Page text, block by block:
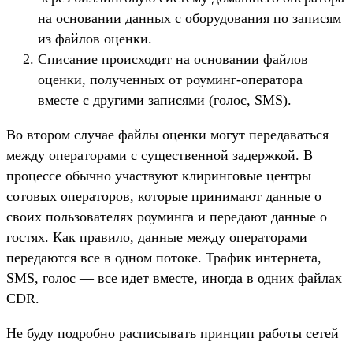
на основании данных с оборудования по записям
из файлов оценки.
Списание происходит на основании файлов
оценки, полученных от роуминг-оператора
вместе с другими записями (голос, SMS).
Во втором случае файлы оценки могут передаваться
между операторами с существенной задержкой. В
процессе обычно участвуют клиринговые центры
сотовых операторов, которые принимают данные о
своих пользователях роуминга и передают данные о
гостях. Как правило, данные между операторами
передаются все в одном потоке. Трафик интернета,
SMS, голос — все идет вместе, иногда в одних файлах
CDR.
Не буду подробно расписывать принцип работы сетей